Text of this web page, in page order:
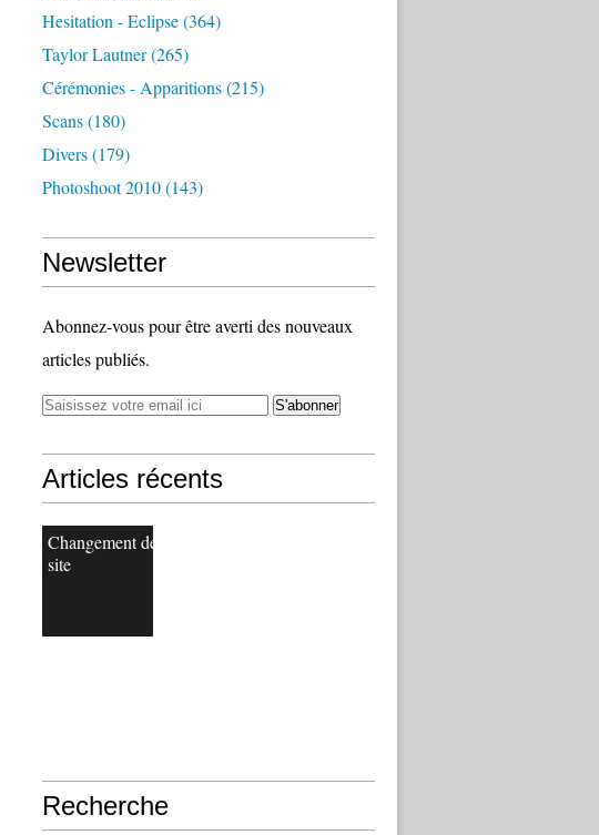
Hesitation - Eclipse(364)
Taylor Lautner(265)
Cérémonies - Apparitions(215)
Scans(180)
Divers(179)
Photoshoot 2010(143)
Newsletter
Abonnez-vous pour être averti des nouveaux
articles publiés.
Articles récents
Changement de
site
Recherche